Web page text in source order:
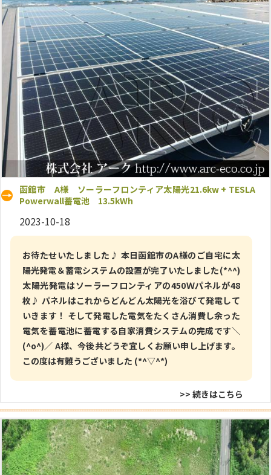
函館市 A様 ソーラーフロンティア太陽光21.6kw + TESLA
Powerwall蓄電池 13.5kWh
2023-10-18
お待たせいたしました♪ 本日函館市のA様のご自宅に太
陽光発電＆蓄電システムの設置が完了いたしました(*^^)
太陽光発電はソーラーフロンティアの450Ｗパネルが48
枚♪ パネルはこれからどんどん太陽光を浴びて発電して
いきます！ そして発電した電気をたくさん消費し余った
電気を蓄電池に蓄電する自家消費システムの完成です＼
(^o^)／ A様、今後共どうぞ宜しくお願い申し上げます。
この度は有難うございました (*^▽^*)
>> 続きはこちら